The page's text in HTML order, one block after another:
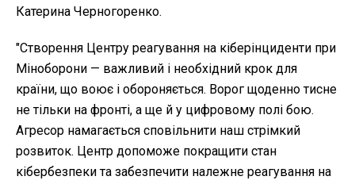
Катерина Черногоренко.
"Створення Центру реагування на кіберінциденти при
Міноборони — важливий і необхідний крок для
країни, що воює і обороняється. Ворог щоденно тисне
не тільки на фронті, а ще й у цифровому полі бою.
Агресор намагається сповільнити наш стрімкий
розвиток. Центр допоможе покращити стан
кібербезпеки та забезпечити належне реагування на